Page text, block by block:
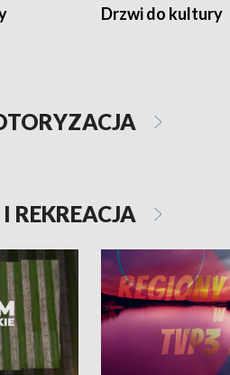
Drzwi do kultury
REKREACJA